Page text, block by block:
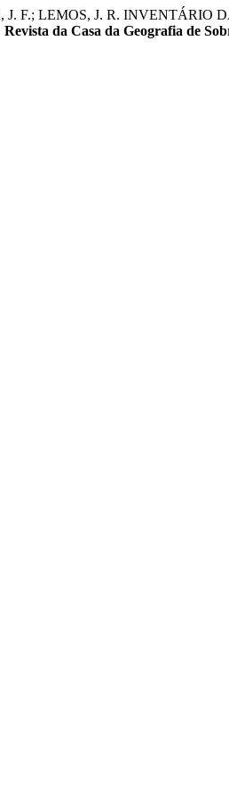
J. F.; LEMOS, J. R.
Revista da Casa da Geografia de